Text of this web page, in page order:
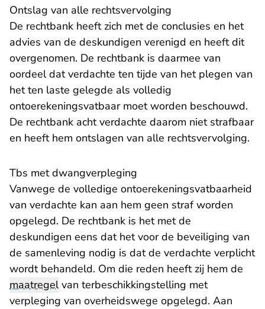
Ontslag van alle rechtsvervolging
De rechtbank heeft zich met de conclusies en het
advies van de deskundigen verenigd en heeft dit
overgenomen. De rechtbank is daarmee van
oordeel dat verdachte ten tijde van het plegen van
het ten laste gelegde als volledig
ontoerekeningsvatbaar moet worden beschouwd.
De rechtbank acht verdachte daarom niet strafbaar
en heeft hem ontslagen van alle rechtsvervolging.
Tbs met dwangverpleging
Vanwege de volledige ontoerekeningsvatbaarheid
van verdachte kan aan hem geen straf worden
opgelegd. De rechtbank is het met de
deskundigen eens dat het voor de beveiliging van
de samenleving nodig is dat de verdachte verplicht
wordt behandeld. Om die reden heeft zij hem de
maatregelvan terbeschikkingstelling met
verpleging van overheidswege opgelegd. Aan